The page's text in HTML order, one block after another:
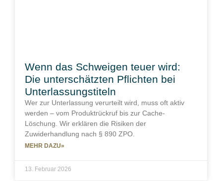
Wenn das Schweigen teuer wird:
Die unterschätzten Pflichten bei
Unterlassungstiteln
Wer zur Unterlassung verurteilt wird, muss oft aktiv
werden – vom Produktrückruf bis zur Cache-
Löschung. Wir erklären die Risiken der
Zuwiderhandlung nach § 890 ZPO.
MEHR DAZU»
13. Februar 2026